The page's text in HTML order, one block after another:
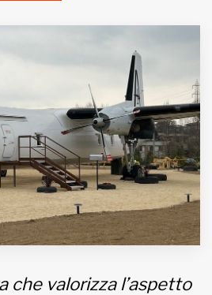
De
C.
(Italia)
che valorizza l’aspetto